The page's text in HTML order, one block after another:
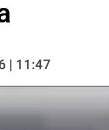
| 11:47